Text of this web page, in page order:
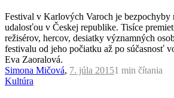
Festival v Karlových Varoch je bezpochyby
udalosťou v Českej republike. Tisíce
režisérov, hercov, desiatky významných
festivalu od jeho počiatku až po súčasnosť
Eva Zaoralová.
Simona Mičová, 7. júla 20151 min čítania
Kultúra